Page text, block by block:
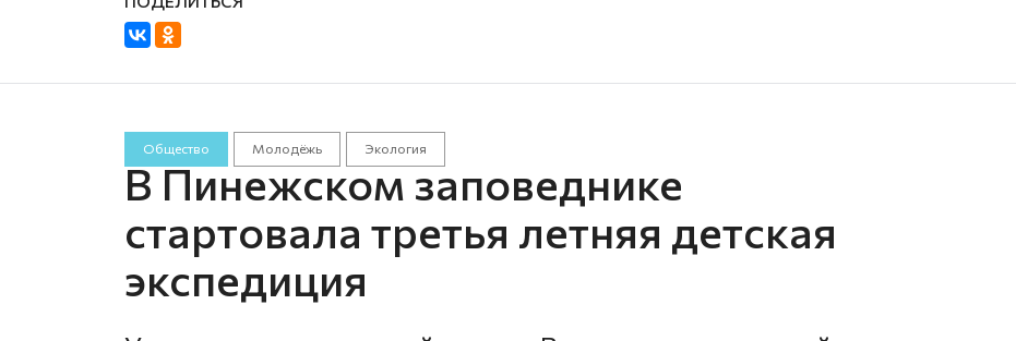
Общество Молодёжь Экология
В Пинежском заповеднике
стартовала третья летняя детская
экспедиция